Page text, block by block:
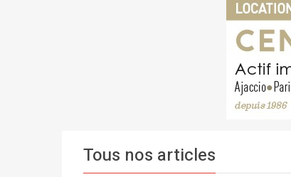
Tous nos articles